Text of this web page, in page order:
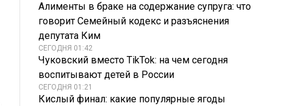
Алименты в браке на содержание супруга: что
говорит Семейный кодекс и разъяснения
депутата Ким
СЕГОДНЯ 01:42
Чуковский вместо TikTok: на чем сегодня
воспитывают детей в России
СЕГОДНЯ 01:21
Кислый финал: какие популярные ягоды